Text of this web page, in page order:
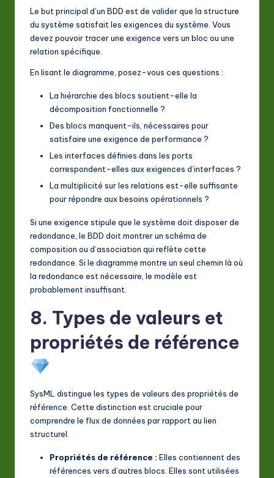
Le but principal d’un BDD est de valider que la structure
du système satisfait les exigences du système. Vous
devez pouvoir tracer une exigence vers un bloc ou une
relation spécifique.
En lisant le diagramme, posez-vous ces questions :
La hiérarchie des blocs soutient-elle la
décomposition fonctionnelle ?
Des blocs manquent-ils, nécessaires pour
satisfaire une exigence de performance ?
Les interfaces définies dans les ports
correspondent-elles aux exigences d’interfaces ?
La multiplicité sur les relations est-elle suffisante
pour répondre aux besoins opérationnels ?
Si une exigence stipule que le système doit disposer de
redondance, le BDD doit montrer un schéma de
composition ou d’association qui reflète cette
redondance. Si le diagramme montre un seul chemin là où
la redondance est nécessaire, le modèle est
probablement insuffisant.
8. Types de valeurs et
propriétés de référence
SysML distingue les types de valeurs des propriétés de
référence. Cette distinction est cruciale pour
comprendre le flux de données par rapport au lien
structurel.
Propriétés de référence : Elles contiennent des
références vers d’autres blocs. Elles sont utilisées